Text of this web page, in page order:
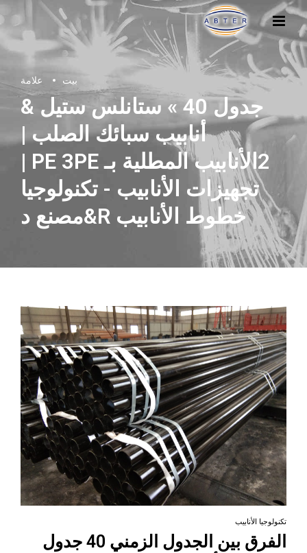
بيت علامة
جدول 40 » ستانلس ستيل &
أنابيب سبائك الصلب |
2الأنابيب المطلية بـ PE 3PE |
تجهيزات الأنابيب - تكنولوجيا
خطوط الأنابيب R&مصنع د
تكنولوجيا الأنابيب
الفرق بين الجدول الزمني 40 جدول